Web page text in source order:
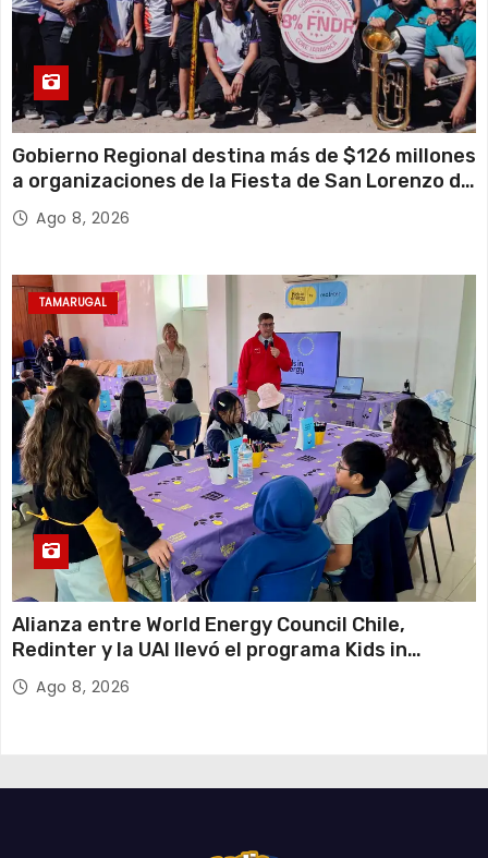
Gobierno Regional destina más de $126 millones
a organizaciones de la Fiesta de San Lorenzo de
Tarapacá
Ago 8, 2026
TAMARUGAL
Alianza entre World Energy Council Chile,
Redinter y la UAI llevó el programa Kids in
Energy a Arica y Pozo Almonte
Ago 8, 2026